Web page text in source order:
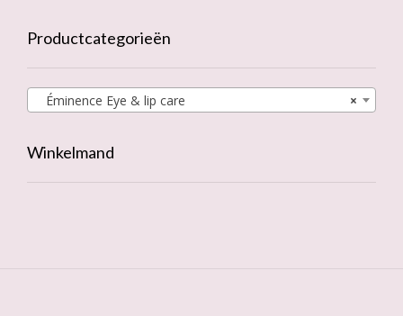
Productcategorieën
×
Éminence Eye & lip care
Winkelmand